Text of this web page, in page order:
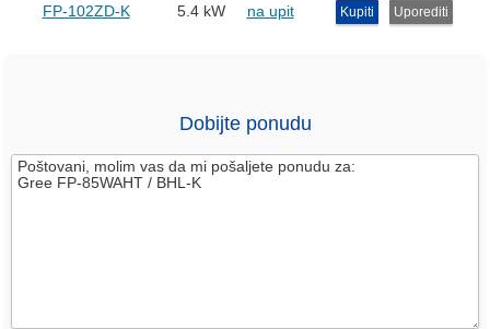
FP-102ZD-K 5.4 kW na upit Kupiti Uporediti
Dobijte ponudu